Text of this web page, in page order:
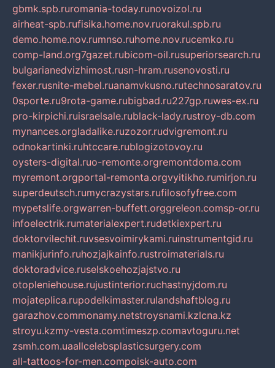
gbmk.spb.ruromania-today.runovoizol.ru
airheat-spb.rufisika.home.nov.ruorakul.spb.ru
demo.home.nov.rumnso.ruhome.nov.rucemko.ru
comp-land.org7gazet.rubicom-oil.rusuperiorsearch.ru
bulgarianedvizhimost.rusn-hram.rusenovosti.ru
fexer.rusnite-mebel.ruanamvkusno.rutechnosaratov.ru
0sporte.ru9rota-game.rubigbad.ru227gp.ruwes-ex.ru
pro-kirpichi.ruisraelsale.rublack-lady.rustroy-db.com
mynances.orgladalike.ruzozor.rudvigremont.ru
odnokartinki.ruhtccare.rublogizotovoy.ru
oysters-digital.ruo-remonte.orgremontdoma.com
myremont.orgportal-remonta.orgvyitikho.rumirjon.ru
superdeutsch.rumycrazystars.rufilosofyfree.com
mypetslife.orgwarren-buffett.orggreleon.comsp-or.ru
infoelectrik.rumaterialexpert.rudetkiexpert.ru
doktorvilechit.ruvsesvoimirykami.ruinstrumentgid.ru
manikjurinfo.ruhozjajkainfo.rustroimaterials.ru
doktoradvice.ruselskoehozjajstvo.ru
otopleniehouse.rujustinterior.ruchastnyjdom.ru
mojateplica.rupodelkimaster.rulandshaftblog.ru
garazhov.commonamy.netstroysnami.kzlcna.kz
stroyu.kzmy-vesta.comtimeszp.comavtoguru.net
zsmh.com.uaallcelebsplasticsurgery.com
all-tattoos-for-men.compoisk-auto.com